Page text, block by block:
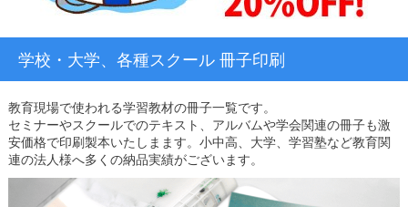
学校・大学、各種スクール 冊子印刷
教育現場で使われる学習教材の冊子一覧です。
セミナーやスクールでのテキスト、アルバムや学会関連の冊子も激
安価格で印刷製本いたしまます。小中高、大学、学習塾など教育関
連の法人様へ多くの納品実績がございます。